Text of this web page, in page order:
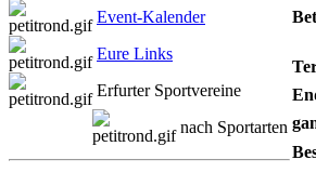
Event-Kalender
Eure Links
Erfurter Sportvereine
nach Sportarten